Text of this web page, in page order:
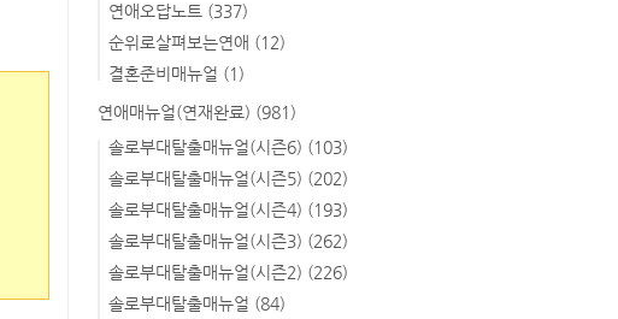
연애오답노트 (337)
순위로살펴보는연애 (12)
결혼준비매뉴얼 (1)
연애매뉴얼(연재완료) (981)
솔로부대탈출매뉴얼(시즌6) (103)
솔로부대탈출매뉴얼(시즌5) (202)
솔로부대탈출매뉴얼(시즌4) (193)
솔로부대탈출매뉴얼(시즌3) (262)
솔로부대탈출매뉴얼(시즌2) (226)
솔로부대탈출매뉴얼 (84)